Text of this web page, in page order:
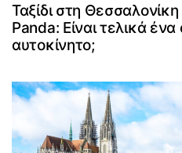
Ταξίδι στη
Panda: Είναι τελικά ένα
αυτοκίνητο;